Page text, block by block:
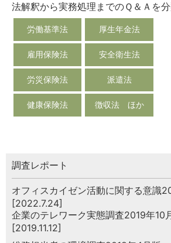
法解釈から実務処理までのＱ＆Ａを
労働基準法 厚生年金法
雇用保険法 安全衛生法
労災保険法 派遣法
健康保険法 徴収法 ほか
調査レポート
オフィスカイゼン活動に関する意識
[2022.7.24]
企業のテレワーク実態調査2019年10
[2019.11.12]